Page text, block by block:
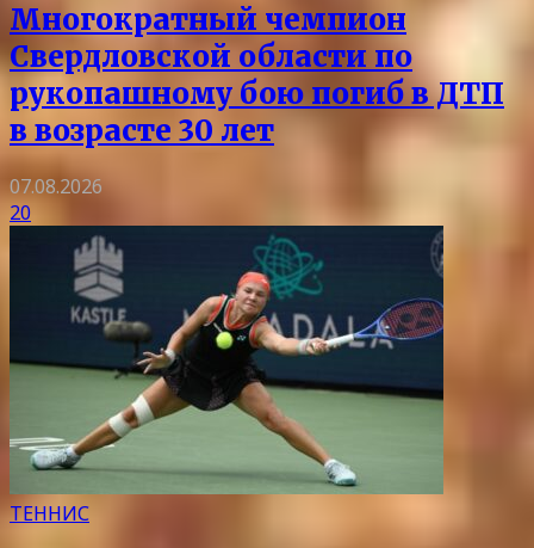
Многократный чемпион
Свердловской области по
рукопашному бою погиб в ДТП
в возрасте 30 лет
07.08.2026
20
ТЕННИС